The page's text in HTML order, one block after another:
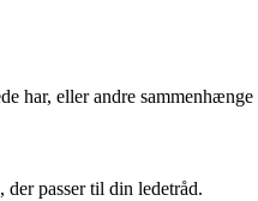
har, eller andre
passer til din ledetråd.